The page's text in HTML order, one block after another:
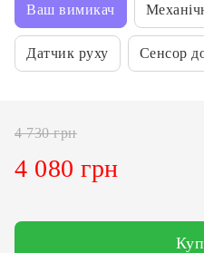
Ваш вимикач
Датчик руху Сенсор
4 080 грн
4 730 грн